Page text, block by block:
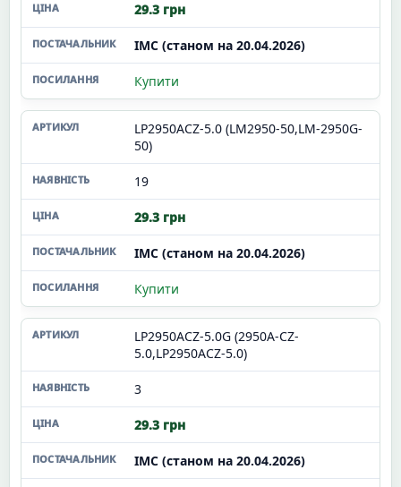
29.3 грн
ІМС (станом на 20.04.2026)
Купити
LP2950ACZ-5.0 (LM2950-50,LM-2950G-
50)
19
29.3 грн
ІМС (станом на 20.04.2026)
Купити
LP2950ACZ-5.0G (2950A-CZ-
5.0,LP2950ACZ-5.0)
3
29.3 грн
ІМС (станом на 20.04.2026)